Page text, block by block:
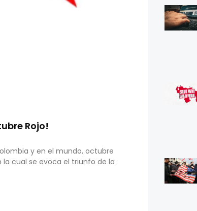
Rojo!
y en el mundo, octubre
cual se evoca el triunfo de la